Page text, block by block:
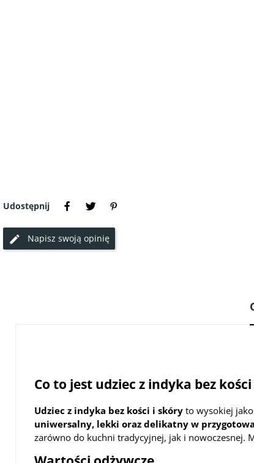
Udostępnij
Napisz swoją opinię
Co to jest udziec z indyka bez
Udziec z indyka bez kości i skóry to wysokiej
uniwersalny, lekki oraz delikatny w
zarówno do kuchni tradycyjnej, jak i nowoczesnej.